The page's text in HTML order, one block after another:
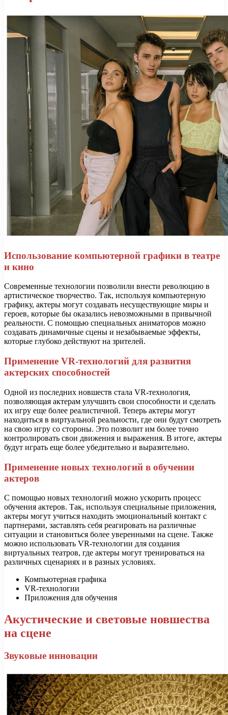
Использование компьютерной графики в театре
и кино
Современные технологии позволили внести революцию в
артистическое творчество. Так, используя компьютерную
графику, актеры могут создавать несуществующие миры и
героев, которые бы оказались невозможными в привычной
реальности. С помощью специальных аниматоров можно
создавать динамичные сцены и незабываемые эффекты,
которые глубоко действуют на зрителей.
Применение VR-технологий для развития
актерских способностей
Одной из последних новшеств стала VR-технология,
позволяющая актерам улучшить свои способности и сделать
их игру еще более реалистичной. Теперь актеры могут
находиться в виртуальной реальности, где они будут смотреть
на свою игру со стороны. Это позволит им более точно
контролировать свои движения и выражения. В итоге, актеры
будут играть еще более убедительно и выразительно.
Применение новых технологий в обучении
актеров
С помощью новых технологий можно ускорить процесс
обучения актеров. Так, используя специальные приложения,
актеры могут учиться находить эмоциональный контакт с
партнерами, заставлять себя реагировать на различные
ситуации и становиться более уверенными на сцене. Также
можно использовать VR-технологии для создания
виртуальных театров, где актеры могут тренироваться на
различных сценариях и в разных условиях.
Компьютерная графика
VR-технологии
Приложения для обучения
Акустические и световые новшества
на сцене
Звуковые инновации